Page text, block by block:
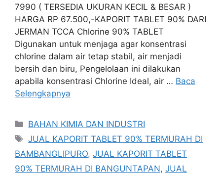
7990 ( TERSEDIA UKURAN KECIL & BESAR )
HARGA RP 67.500,-KAPORIT TABLET 90% DARI
JERMAN TCCA Chlorine 90% TABLET
Digunakan untuk menjaga agar konsentrasi
chlorine dalam air tetap stabil, air menjadi
bersih dan biru, Pengelolaan ini dilakukan
apabila konsentrasi Chlorine Ideal, air … Baca
Selengkapnya
Kategori
BAHAN KIMIA DAN INDUSTRI
Tag
JUAL KAPORIT TABLET 90% TERMURAH DI
BAMBANGLIPURO, JUAL KAPORIT TABLET
90% TERMURAH DI BANGUNTAPAN, JUAL